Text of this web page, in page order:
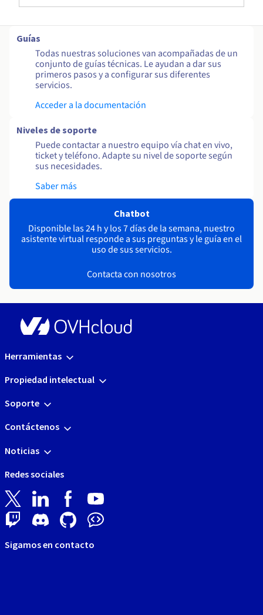
Guías
Todas nuestras soluciones van acompañadas de un
conjunto de guías técnicas. Le ayudan a dar sus
primeros pasos y a configurar sus diferentes
servicios.
Acceder a la documentación
Niveles de soporte
Puede contactar a nuestro equipo vía chat en vivo,
ticket y teléfono. Adapte su nivel de soporte según
sus necesidades.
Saber más
Chatbot
Disponible las 24 h y los 7 días de la semana, nuestro
asistente virtual responde a sus preguntas y le guía en el
uso de sus servicios.
Contacta con nosotros
Herramientas
Propiedad intelectual
Soporte
Contáctenos
Noticias
Redes sociales
Sigamos en contacto